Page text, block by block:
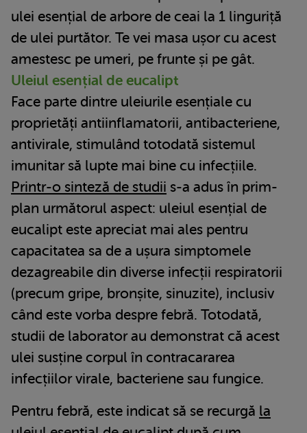
ulei esențial de arbore de ceai la 1 linguriță
de ulei purtător. Te vei masa ușor cu acest
amestesc pe umeri, pe frunte și pe gât.
Uleiul esențial de eucalipt
Face parte dintre uleiurile esențiale cu
proprietăți antiinflamatorii, antibacteriene,
antivirale, stimulând totodată sistemul
imunitar să lupte mai bine cu infecțiile.
Printr-o sinteză de studii s-a adus în prim-
plan următorul aspect: uleiul esențial de
eucalipt este apreciat mai ales pentru
capacitatea sa de a ușura simptomele
dezagreabile din diverse infecții respiratorii
(precum gripe, bronșite, sinuzite), inclusiv
când este vorba despre febră. Totodată,
studii de laborator au demonstrat că acest
ulei susține corpul în contracararea
infecțiilor virale, bacteriene sau fungice.
Pentru febră, este indicat să se recurgă la